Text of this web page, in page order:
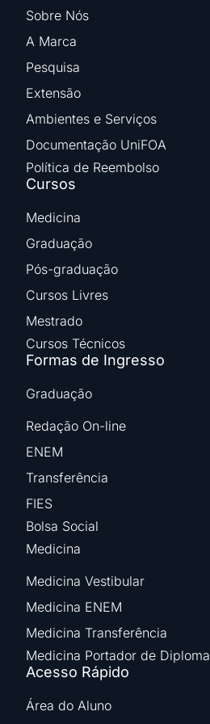
Sobre Nós
A Marca
Pesquisa
Extensão
Ambientes e Serviços
Documentação UniFOA
Política de Reembolso
Cursos
Medicina
Graduação
Pós-graduação
Cursos Livres
Mestrado
Cursos Técnicos
Formas de Ingresso
Graduação
Redação On-line
ENEM
Transferência
FIES
Bolsa Social
Medicina
Medicina Vestibular
Medicina ENEM
Medicina Transferência
Medicina Portador de Diploma
Acesso Rápido
Área do Aluno